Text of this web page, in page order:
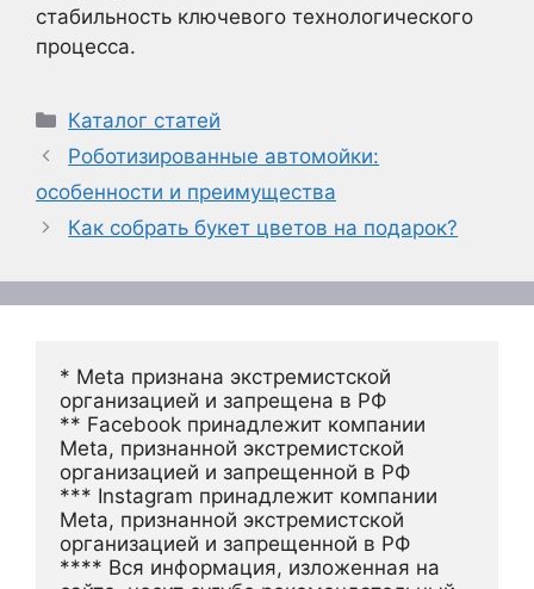
стабильность ключевого технологического
процесса.
Рубрики
Каталог статей
Роботизированные автомойки:
особенности и преимущества
Как собрать букет цветов на подарок?
* Meta признана экстремистской
организацией и запрещена в РФ
** Facebook принадлежит компании
Meta, признанной экстремистской
организацией и запрещенной в РФ
*** Instagram принадлежит компании
Meta, признанной экстремистской
организацией и запрещенной в РФ
**** Вся информация, изложенная на